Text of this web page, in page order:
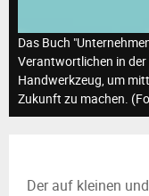
E
N
Das Buch
Verantwortlichen in
Handwerkzeug, um
Zukunft zu machen.
Der auf kleinen